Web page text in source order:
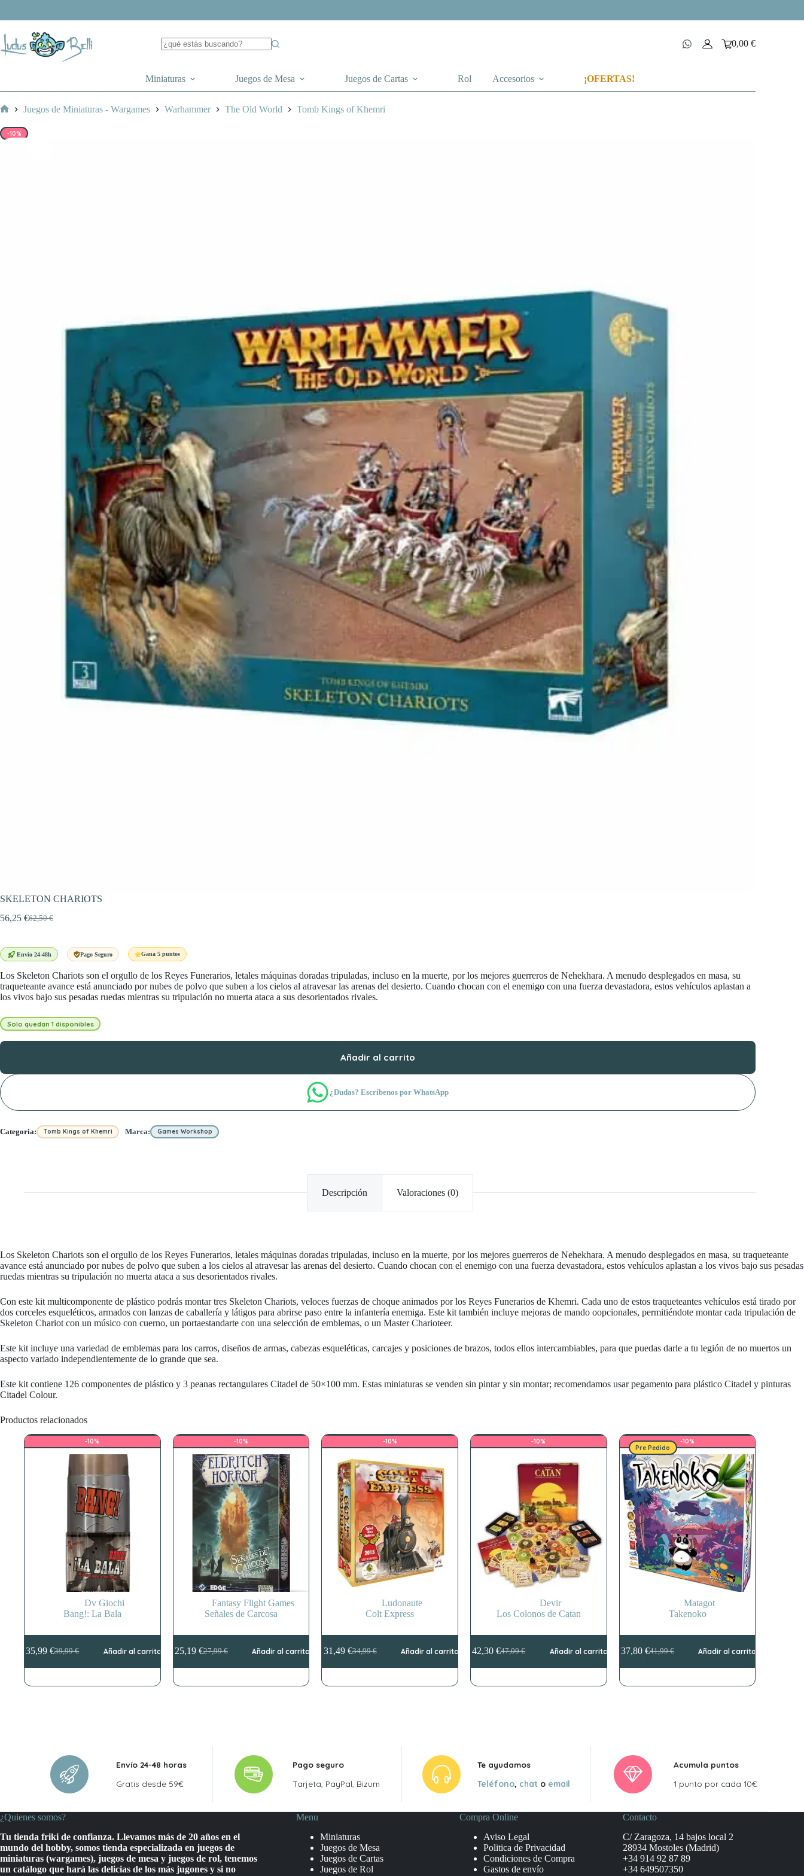
Carro
0,00€
Miniaturas Juegos de Mesa Juegos de Cartas Rol Accesorios ¡OFERTAS!
Juegos de Miniaturas - Wargames Warhammer The Old World Tomb Kings of Khemri
-10%
SKELETON CHARIOTS
62,50€
El
era:
56,25 €El
es:
Envío 24-48h Pago Seguro Gana 5 puntos
Los Skeleton Chariots son el orgullo de los Reyes Funerarios, letales máquinas doradas tripuladas, incluso en la muerte, por los mejores guerreros de Nehekhara. A menudo desplegados en masa, su
traqueteante avance está anunciado por nubes de polvo que suben a los cielos al atravesar las arenas del desierto. Cuando chocan con el enemigo con una fuerza devastadora, estos vehículos aplastan a
los vivos bajo sus pesadas ruedas mientras su tripulación no muerta ataca a sus desorientados rivales.
Solo quedan 1 disponibles
Añadir al carrito
¿Dudas? Escríbenos por WhatsApp
Categoria: Tomb Kings of Khemri Marca: Games Workshop
Descripción Valoraciones (0)
Los Skeleton Chariots son el orgullo de los Reyes Funerarios, letales máquinas doradas tripuladas, incluso en la muerte, por los mejores guerreros de Nehekhara. A menudo desplegados en masa, su traqueteante
avance está anunciado por nubes de polvo que suben a los cielos al atravesar las arenas del desierto. Cuando chocan con el enemigo con una fuerza devastadora, estos vehículos aplastan a los vivos bajo sus pesadas
ruedas mientras su tripulación no muerta ataca a sus desorientados rivales.
Con este kit multicomponente de plástico podrás montar tres Skeleton Chariots, veloces fuerzas de choque animados por los Reyes Funerarios de Khemri. Cada uno de estos traqueteantes vehículos está tirado por
dos corceles esqueléticos, armados con lanzas de caballería y látigos para abrirse paso entre la infantería enemiga. Este kit también incluye mejoras de mando oopcionales, permitiéndote montar cada tripulación de
Skeleton Chariot con un músico con cuerno, un portaestandarte con una selección de emblemas, o un Master Charioteer.
Este kit incluye una variedad de emblemas para los carros, diseños de armas, cabezas esqueléticas, carcajes y posiciones de brazos, todos ellos intercambiables, para que puedas darle a tu legión de no muertos un
aspecto variado independientemente de lo grande que sea.
Este kit contiene 126 componentes de plástico y 3 peanas rectangulares Citadel de 50×100 mm. Estas miniaturas se venden sin pintar y sin montar; recomendamos usar pegamento para plástico Citadel y pinturas
Citadel Colour.
Productos relacionados
-10%
Dv Giochi
Bang!: La Bala
39,99€
El
precio
era:
35,99€El
precio
es:
Añadir al carrito
-10%
Fantasy Flight Games
Señales de Carcosa
27,99€
El
precio
era:
25,19 €El
precio
es:
Añadir al carrito
-10%
Ludonaute
Colt Express
34,99€
El
precio
era:
31,49 €El
precio
es:
Añadir al carrito
-10%
Devir
Los Colonos de Catan
47,00€
El
precio
era:
42,30€El
precio
es:
Añadir al carrito
Pre Pedido
-10%
Matagot
Takenoko
41,99€
El
precio
era:
37,80 €El
precio
es:
Añadir al carrito
Envío 24-48 horas
Gratis desde 59€
Pago seguro
Tarjeta, PayPal, Bizum
Te ayudamos
Teléfono, chato email
Acumula puntos
1 punto por cada 10€
¿Quienes somos?
Tu tienda friki de confianza. Llevamos más de 20 años en el
mundo del hobby, somos tienda especializada en juegos de
miniaturas (wargames), juegos de mesa y juegos de rol, tenemos
un catálogo que hará las delicias de los más jugones y si no
Menu
Miniaturas
Juegos de Mesa
Juegos de Cartas
Juegos de Rol
Compra Online
Aviso Legal
Politica de Privacidad
Condiciones de Compra
Gastos de envío
Contacto
C/ Zaragoza, 14 bajos local 2
28934 Mostoles (Madrid)
+34 914 92 87 89
+34 649507350